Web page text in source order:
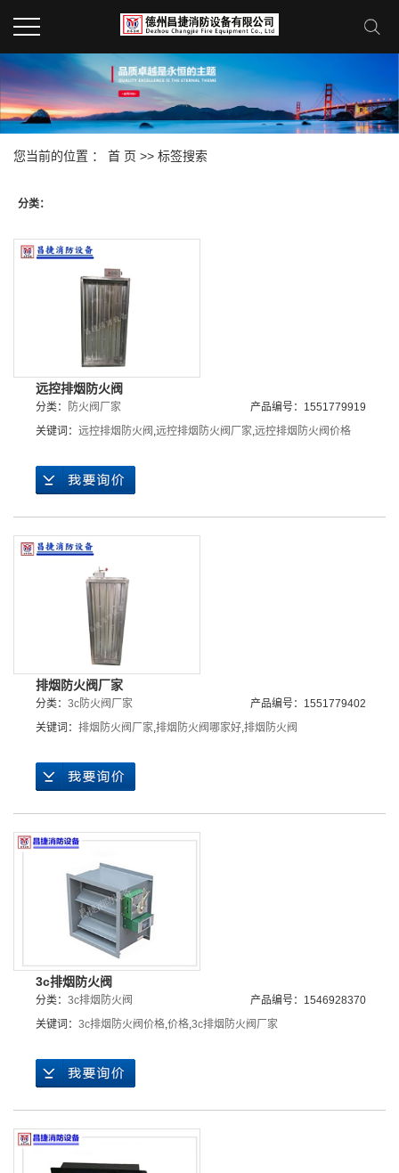
您当前的位置 ： 首 页 >> 标签搜索
分类：
远控排烟防火阀
分类： 防火阀厂家
产品编号：1551779919
关键词： 远控排烟防火阀 远控排烟防火阀厂家 远控排烟防火阀价格
排烟防火阀厂家
分类： 3c防火阀厂家
产品编号：1551779402
关键词： 排烟防火阀厂家 排烟防火阀哪家好 排烟防火阀
3c排烟防火阀
分类： 3c排烟防火阀
产品编号：1546928370
关键词： 3c排烟防火阀价格 价格 3c排烟防火阀厂家